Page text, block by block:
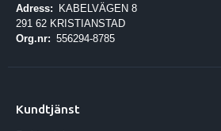
Adress:
KABELVÄGEN 8
291 62 KRISTIANSTAD
Org.nr: 556294-8785
Kundtjänst